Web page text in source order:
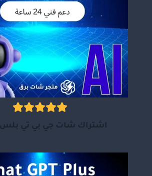
اشتراك شات جي بي تي بلس 1 شهر